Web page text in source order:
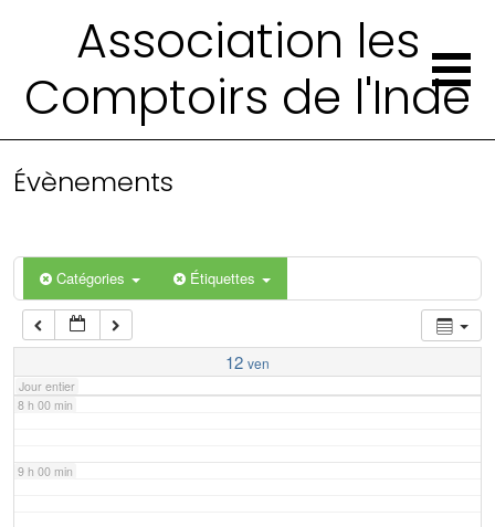
Association les
Comptoirs de l'Inde
Évènements
Catégories Étiquettes
12 ven
Jour entier
4 h 00 min
6 h 00 min
7 h 00 min
8 h 00 min
9 h 00 min